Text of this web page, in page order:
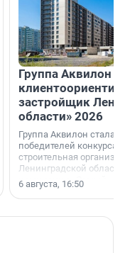
Группа Аквилон
застройщик
области» 2026
Группа Аквилон стала
победителей конкурса
строительная
Ленинградской области
номинации «Самый
застройщик
области».
6 августа, 16:50